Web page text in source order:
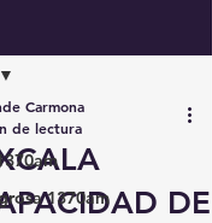
1370am
DE
Carmona
de lectura